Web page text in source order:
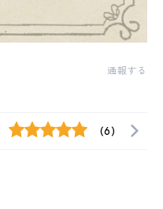
通報する
(6)